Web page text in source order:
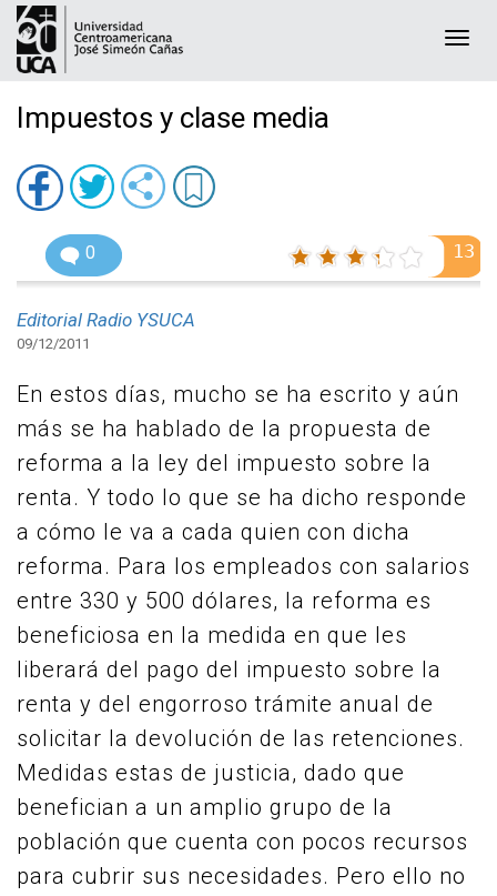
Impuestos y clase media
0 13
Editorial Radio YSUCA
09/12/2011
En estos días, mucho se ha escrito y aún
más se ha hablado de la propuesta de
reforma a la ley del impuesto sobre la
renta. Y todo lo que se ha dicho responde
a cómo le va a cada quien con dicha
reforma. Para los empleados con salarios
entre 330 y 500 dólares, la reforma es
beneficiosa en la medida en que les
liberará del pago del impuesto sobre la
renta y del engorroso trámite anual de
solicitar la devolución de las retenciones.
Medidas estas de justicia, dado que
benefician a un amplio grupo de la
población que cuenta con pocos recursos
para cubrir sus necesidades. Pero ello no